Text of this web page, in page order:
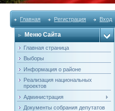
Главная Регистрация Вход
Меню Сайта
Главная страница
Выборы
Информация о районе
Реализация национальных
проектов
Администрация
Документы собрания депутатов